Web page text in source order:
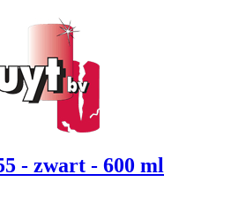
- zwart - 600 ml